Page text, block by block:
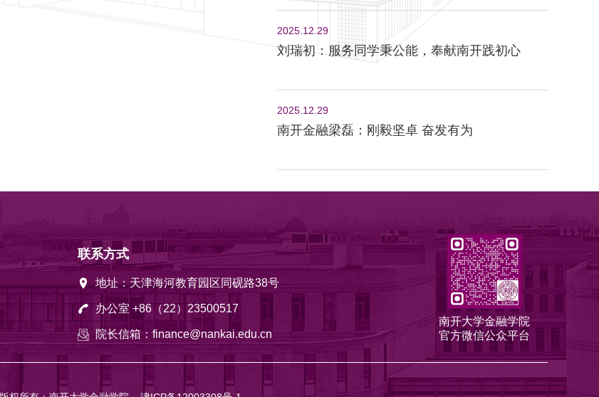
2025.12.29
刘瑞初：服务同学秉公能，奉献南开践初心
2025.12.29
南开金融梁磊：刚毅坚卓 奋发有为
联系方式
地址：天津海河教育园区同砚路38号
办公室 +86（22）23500517
院长信箱：finance@nankai.edu.cn
南开大学金融学院
官方微信公众平台